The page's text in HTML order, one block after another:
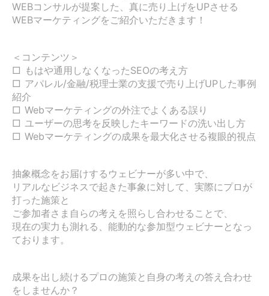
WEBコンサルが提案した、真に売り上げをUPさせる
WEBマーケティングをご紹介いただきます！
＜コンテンツ＞
□ もはや通用しなくなったSEOの考え方
□ アパレル/金融/税理士業の支援で売り上げUPした事例
紹介
□ Webマーケティングの外注でよくある誤り
□ ユーザーの思考を反映したキーワードの洗い出し方
□ Webマーケティングの成果を最大化させる複眼的視点
抽象概念をお届けするウェビナーが多い中で、
リアルなビジネスで起きた事象に対して、実際にプロが
打った施策と
ご参加者さま自らの考えを照らし合わせることで、
現在の実力も測れる、能動的な参加型ウェビナーとなっ
ております。
成果を出し続けるプロの施策と自身の考えの答え合わせ
をしませんか？